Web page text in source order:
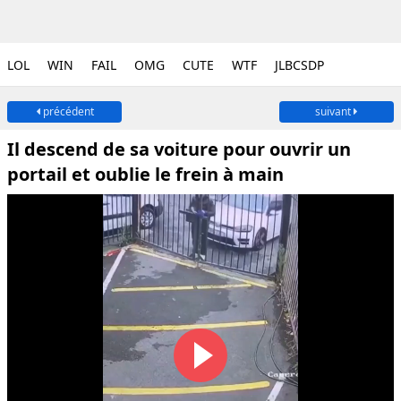
LOL WIN FAIL OMG CUTE WTF JLBCSDP
précédent suivant
Il descend de sa voiture pour ouvrir un
portail et oublie le frein à main